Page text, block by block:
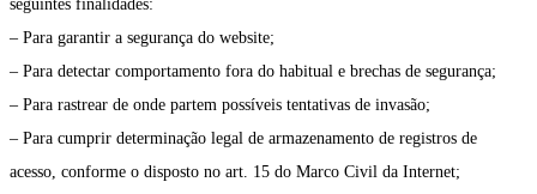
seguintes finalidades:
– Para garantir a segurança do website;
– Para detectar comportamento fora do habitual e brechas de segurança;
– Para rastrear de onde partem possíveis tentativas de invasão;
– Para cumprir determinação legal de armazenamento de registros de
acesso, conforme o disposto no art. 15 do Marco Civil da Internet;